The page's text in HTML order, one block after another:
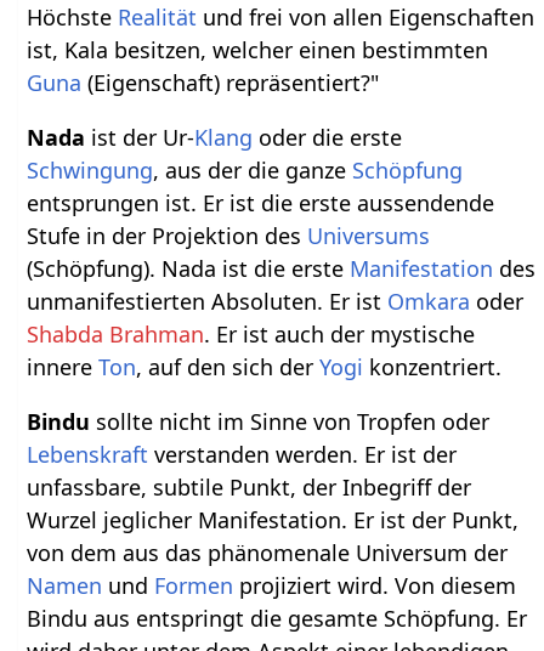
Höchste Realität und frei von allen Eigenschaften
ist, Kala besitzen, welcher einen bestimmten
Guna (Eigenschaft) repräsentiert?"
Nada ist der Ur-Klang oder die erste
Schwingung, aus der die ganze Schöpfung
entsprungen ist. Er ist die erste aussendende
Stufe in der Projektion des Universums
(Schöpfung). Nada ist die erste Manifestation des
unmanifestierten Absoluten. Er ist Omkara oder
Shabda Brahman. Er ist auch der mystische
innereTon, auf den sich derYogi konzentriert.
Bindu sollte nicht im Sinne von Tropfen oder
Lebenskraft verstanden werden. Er ist der
unfassbare, subtile Punkt, der Inbegriff der
Wurzel jeglicher Manifestation. Er ist der Punkt,
von dem aus das phänomenale Universum der
Namen und Formen projiziert wird. Von diesem
Bindu aus entspringt die gesamte Schöpfung. Er